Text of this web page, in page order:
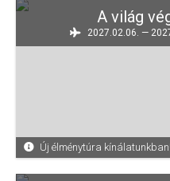
A világ
2027.02.06. —
Új élménytúra kínálatunkban!